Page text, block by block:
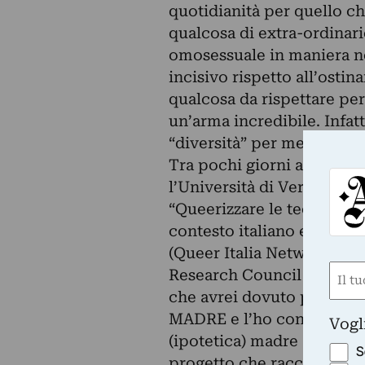
quotidianità per quello
qualcosa di extra-
omosessuale in maniera
incisivo rispetto
qualcosa da rispettare
un’arma incredibile.
“diversità” per me è
Tra pochi giorni avrei
l’Università di Verona
“Queerizzare le teorie e
contesto italiano ed il
(Queer Italia Network/
Research Council (UK) in
che avrei dovuto
MADRE e l’ho concepita
(ipotetica) madre - io - e
Nome